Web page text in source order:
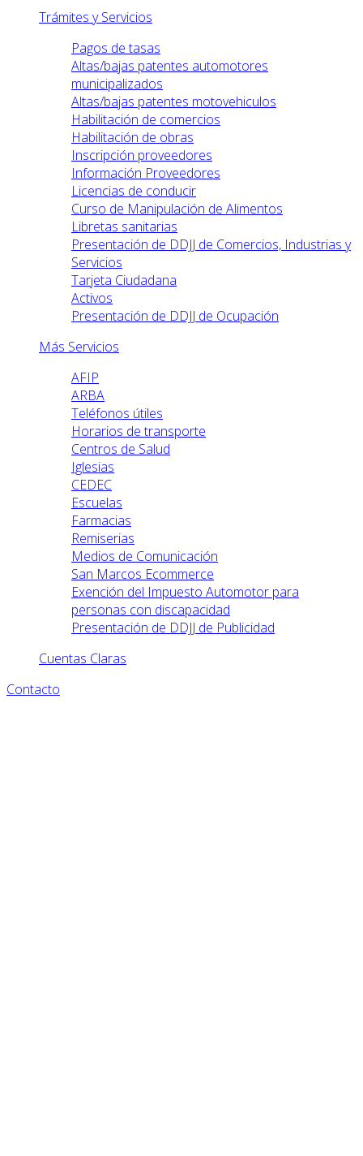
Trámites y Servicios
Pagos de tasas
Altas/bajas patentes automotores
municipalizados
Altas/bajas patentes motovehiculos
Habilitación de comercios
Habilitación de obras
Inscripción proveedores
Información Proveedores
Licencias de conducir
Curso de Manipulación de Alimentos
Libretas sanitarias
Presentación de DDJJ de Comercios, Industrias y
Servicios
Tarjeta Ciudadana
Activos
Presentación de DDJJ de Ocupación
Más Servicios
AFIP
ARBA
Teléfonos útiles
Horarios de transporte
Centros de Salud
Iglesias
CEDEC
Escuelas
Farmacias
Remiserias
Medios de Comunicación
San Marcos Ecommerce
Exención del Impuesto Automotor para
personas con discapacidad
Presentación de DDJJ de Publicidad
Cuentas Claras
Contacto